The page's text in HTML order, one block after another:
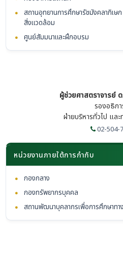
•
สถานอุทยานการศึกษารัชมังคลาภิเษ
สิ่งแวดล้อม
• ศูนย์สัมมนาและฝึกอบรม
ผู้ช่วยศาสตราจารย์
รองอธิก
ฝ่ายบริหารทั่วไป แล
02-504-
หน่วยงานภายใต้การกำกับ
• กองกลาง
• กองทรัพยากรบุคคล
• สถานพัฒนาบุคลากรเพื่อการศึกษาทา